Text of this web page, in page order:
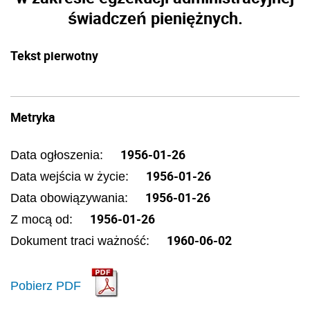
świadczeń pieniężnych.
Tekst pierwotny
Metryka
Data ogłoszenia: 1956-01-26
Data wejścia w życie: 1956-01-26
Data obowiązywania: 1956-01-26
Z mocą od: 1956-01-26
Dokument traci ważność: 1960-06-02
Pobierz PDF